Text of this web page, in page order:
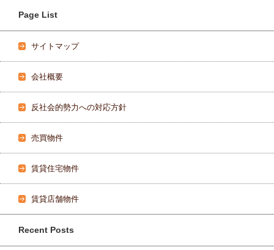
Page List
サイトマップ
会社概要
反社会的勢力への対応方針
売買物件
賃貸住宅物件
賃貸店舗物件
Recent Posts